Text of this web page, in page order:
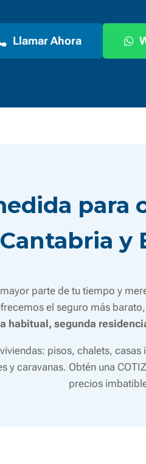
Llamar Ahora
para
Cantabria y
parte de tu tiempo y
el seguro más
habitual, segunda
pisos, chalets,
caravanas. Obtén una
precios